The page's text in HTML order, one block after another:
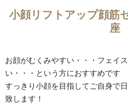
小顔リフトアップ顔筋
座
お顔がむくみやすい・・・フェイ
い・・・という方におすすめです
すっきり小顔を目指してご自身で
致します！